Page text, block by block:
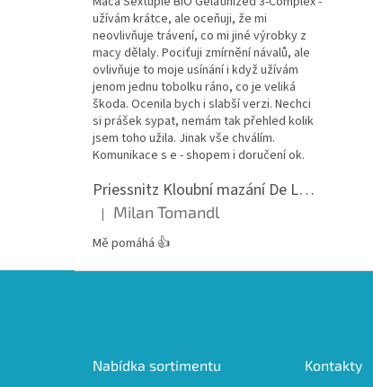
užívám krátce, ale oceňuji, že mi
neovlivňuje trávení, co mi jiné výrobky z
macy dělaly. Pociťuji zmírnění návalů, ale
ovlivňuje to moje usínání i když užívám
jenom jednu tobolku ráno, co je veliká
škoda. Ocenila bych i slabší verzi. Nechci
si prášek sypat, nemám tak přehled kolik
jsem toho užila. Jinak vše chválím.
Komunikace s e - shopem i doručení ok.
Priessnitz Kloubní mazání De Luxe, 200ml
Hodnocení produktu je 5 z 5 hvězdiček.
| Milan Tomandl
Mě pomáhá 👍
Nabídka sortimentu Kontakty